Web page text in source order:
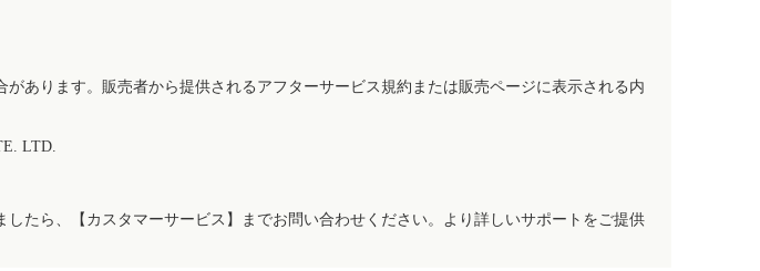
あります。販売者から提供されるアフターサービス規約または販売ページに表示される内
LTD.
たら、【カスタマーサービス】までお問い合わせください。より詳しいサポートをご提供